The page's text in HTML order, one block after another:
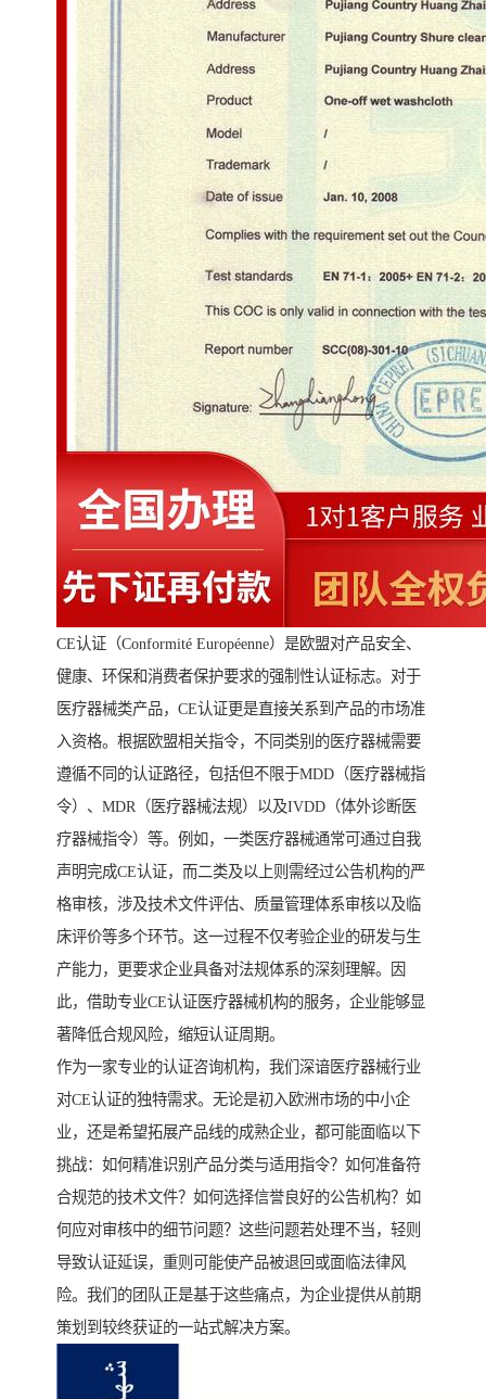
CE认证（Conformité Européenne）是欧盟对产品安全、
健康、环保和消费者保护要求的强制性认证标志。对于
医疗器械类产品，CE认证更是直接关系到产品的市场准
入资格。根据欧盟相关指令，不同类别的医疗器械需要
遵循不同的认证路径，包括但不限于MDD（医疗器械指
令）、MDR（医疗器械法规）以及IVDD（体外诊断医
疗器械指令）等。例如，一类医疗器械通常可通过自我
声明完成CE认证，而二类及以上则需经过公告机构的严
格审核，涉及技术文件评估、质量管理体系审核以及临
床评价等多个环节。这一过程不仅考验企业的研发与生
产能力，更要求企业具备对法规体系的深刻理解。因
此，借助专业CE认证医疗器械机构的服务，企业能够显
著降低合规风险，缩短认证周期。
作为一家专业的认证咨询机构，我们深谙医疗器械行业
对CE认证的独特需求。无论是初入欧洲市场的中小企
业，还是希望拓展产品线的成熟企业，都可能面临以下
挑战：如何精准识别产品分类与适用指令？如何准备符
合规范的技术文件？如何选择信誉良好的公告机构？如
何应对审核中的细节问题？这些问题若处理不当，轻则
导致认证延误，重则可能使产品被退回或面临法律风
险。我们的团队正是基于这些痛点，为企业提供从前期
策划到较终获证的一站式解决方案。